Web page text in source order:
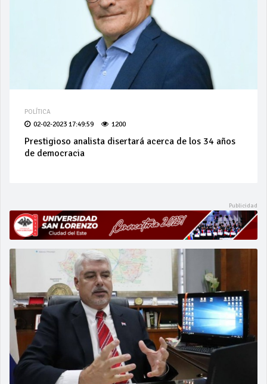
POLÍTICA
02-02-2023 17:49:59 1200
Prestigioso analista disertará acerca de los 34 años
de democracia